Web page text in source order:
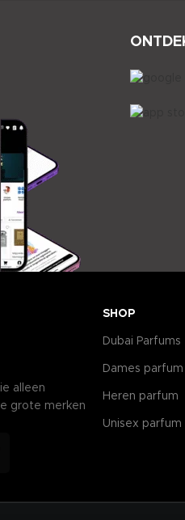
alleen
grote merken
SHOP
Dubai Parfums
Dames parfum
Heren parfum
Unisex parfum